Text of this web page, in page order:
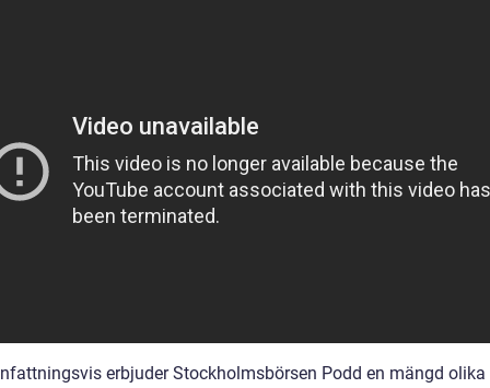
erbjuder Stockholmsbörsen Podd en mängd olika